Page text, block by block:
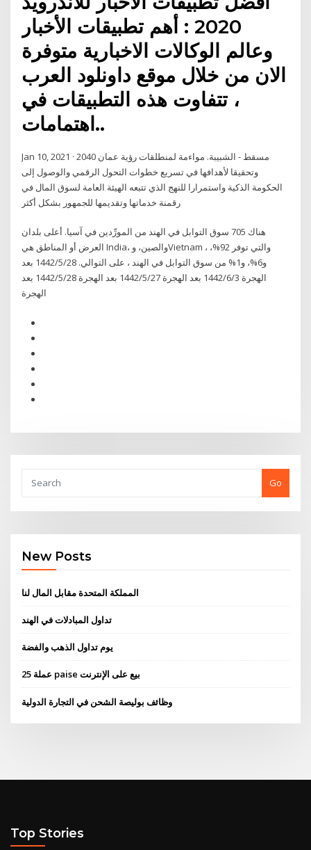
2020 : أهم تطبيقات الأخبار
وعالم الوكالات الاخبارية متوفرة
الان من خلال موقع داونلود العرب
، تتفاوت هذه التطبيقات في
اهتمامات..
Jan 10, 2021 · مسقط - الشبيبة. مواءمة لمنطلقات رؤية عمان 2040
وتحقيقا لأهدافها في تسريع خطوات التحول الرقمي والوصول إلى
الحكومة الذكية واستمرارا للنهج الذي تتبعه الهيئة العامة لسوق المال في
رقمنة خدماتها وتقديمها للجمهور بشكل أكثر
هناك 705 سوق التوابل في الهند من المورِّدين في آسيا. أعلى بلدان
العرض أو المناطق هي India، والصين، وVietnam ، والتي توفر 92%،
و6%، و1% من سوق التوابل في الهند ، على التوالي. 28‏‏/5‏‏/1442 بعد
الهجرة 3‏‏/6‏‏/1442 بعد الهجرة 27‏‏/5‏‏/1442 بعد الهجرة 28‏‏/5‏‏/1442 بعد
الهجرة
Go
New Posts
المملكة المتحدة مقابل المال لنا
تداول المبادلات في الهند
يوم تداول الذهب والفضة
25 عملة paise بيع على الإنترنت
وظائف بوليصة الشحن في التجارة الدولية
Top Stories